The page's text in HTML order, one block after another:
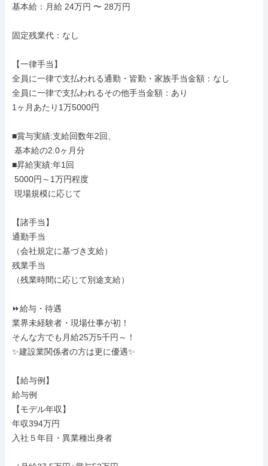
基本給：月給 24万円 〜 28万円
固定残業代：なし
【一律手当】
全員に一律で支払われる通勤・皆勤・家族手当金額：なし
全員に一律で支払われるその他手当金額：あり
1ヶ月あたり1万5000円
■賞与実績:支給回数年2回、
■昇給実績:年1回
【諸手当】
通勤手当
（会社規定に基づき支給）
残業手当
（残業時間に応じて別途支給）
⏩給与・待遇
業界未経験者・現場仕事が初！
そんな方でも月給25万5千円～！
✨建設業関係者の方は更に優遇✨
【給与例】
給与例
【モデル年収】
年収394万円
入社５年目・異業種出身者